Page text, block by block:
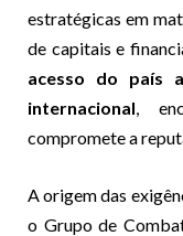
estratégicas em
de capitais e
acesso do país
internacional,
compromete a
A origem das
o Grupo de